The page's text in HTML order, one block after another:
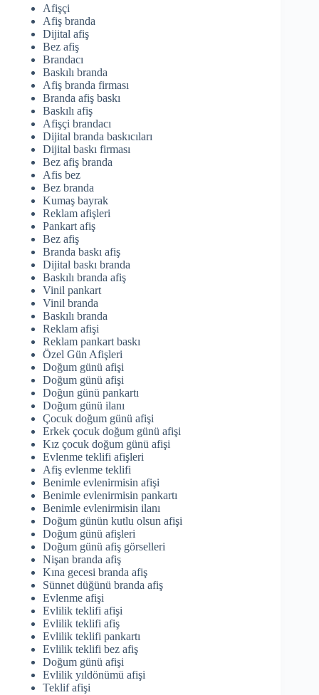
Afişçi
Afiş branda
Dijital afiş
Bez afiş
Brandacı
Baskılı branda
Afiş branda firması
Branda afiş baskı
Baskılı afiş
Afişçi brandacı
Dijital branda baskıcıları
Dijital baskı firması
Bez afiş branda
Afis bez
Bez branda
Kumaş bayrak
Reklam afişleri
Pankart afiş
Bez afiş
Branda baskı afiş
Dijital baskı branda
Baskılı branda afiş
Vinil pankart
Vinil branda
Baskılı branda
Reklam afişi
Reklam pankart baskı
Özel Gün Afişleri
Doğum günü afişi
Doğum günü afişi
Doğun günü pankartı
Doğum günü ilanı
Çocuk doğum günü afişi
Erkek çocuk doğum günü afişi
Kız çocuk doğum günü afişi
Evlenme teklifi afişleri
Afiş evlenme teklifi
Benimle evlenirmisin afişi
Benimle evlenirmisin pankartı
Benimle evlenirmisin ilanı
Doğum günün kutlu olsun afişi
Doğum günü afişleri
Doğum günü afiş görselleri
Nişan branda afiş
Kına gecesi branda afiş
Sünnet düğünü branda afiş
Evlenme afişi
Evlilik teklifi afişi
Evlilik teklifi afiş
Evlilik teklifi pankartı
Evlilik teklifi bez afiş
Doğum günü afişi
Evlilik yıldönümü afişi
Teklif afişi